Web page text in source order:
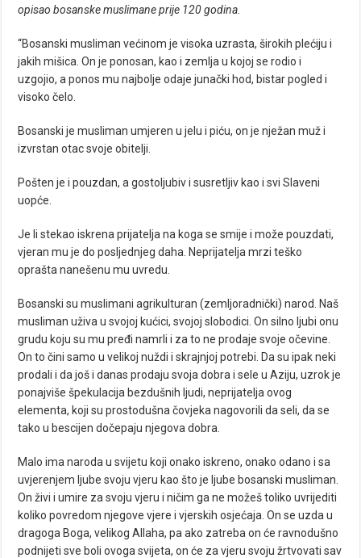
opisao bosanske muslimane prije 120 godina.
“Bosanski musliman većinom je visoka uzrasta, širokih plećiju i
jakih mišica. On je ponosan, kao i zemlja u kojoj se rodio i
uzgojio, a ponos mu najbolje odaje junački hod, bistar pogled i
visoko čelo.
Bosanski je musliman umjeren u jelu i piću, on je nježan muž i
izvrstan otac svoje obitelji.
Pošten je i pouzdan, a gostoljubiv i susretljiv kao i svi Slaveni
uopće.
Je li stekao iskrena prijatelja na koga se smije i može pouzdati,
vjeran mu je do posljednjeg daha. Neprijatelja mrzi teško
oprašta nanešenu mu uvredu.
Bosanski su muslimani agrikulturan (zemljoradnički) narod. Naš
musliman uživa u svojoj kućici, svojoj slobodici. On silno ljubi onu
grudu koju su mu pređi namrli i za to ne prodaje svoje očevine.
On to čini samo u velikoj nuždi i skrajnjoj potrebi. Da su ipak neki
prodali i da još i danas prodaju svoja dobra i sele u Aziju, uzrok je
ponajviše špekulacija bezdušnih ljudi, neprijatelja ovog
elementa, koji su prostodušna čovjeka nagovorili da seli, da se
tako u bescijen dočepaju njegova dobra.
Malo ima naroda u svijetu koji onako iskreno, onako odano i sa
uvjerenjem ljube svoju vjeru kao što je ljube bosanski musliman.
On živi i umire za svoju vjeru i ničim ga ne možeš toliko uvrijediti
koliko povredom njegove vjere i vjerskih osjećaja. On se uzda u
dragoga Boga, velikog Allaha, pa ako zatreba on će ravnodušno
podnijeti sve boli ovoga svijeta, on će za vjeru svoju žrtvovati sav